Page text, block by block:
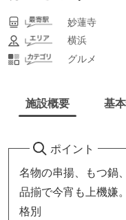
妙蓮寺
横浜
グルメ
施設概要 基
ポイント
名物の串揚、もつ鍋
品揃で今宵も上機嫌
格別